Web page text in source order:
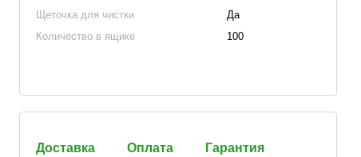
Щеточка для чистки
Да
Количество в ящике
100
Доставка Оплата Гарантия